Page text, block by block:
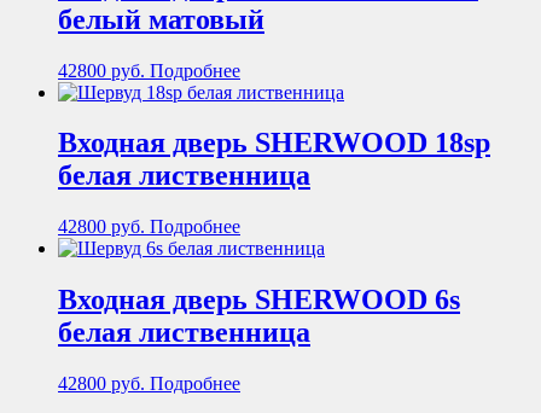
белый матовый
42800 руб. Подробнее
Входная дверь SHERWOOD 18sp
белая лиственница
42800 руб. Подробнее
Входная дверь SHERWOOD 6s
белая лиственница
42800 руб. Подробнее